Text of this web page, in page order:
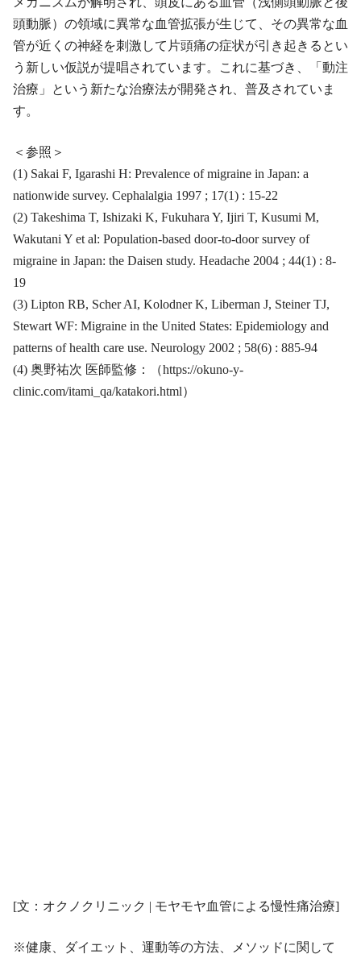
頭動脈）の領域に異常な血管拡張が生じて、その異常な血
管が近くの神経を刺激して片頭痛の症状が引き起きるとい
う新しい仮説が提唱されています。これに基づき、「動注
治療」という新たな治療法が開発され、普及されていま
す。
＜参照＞
(1) Sakai F, Igarashi H: Prevalence of migraine in Japan: a
nationwide survey. Cephalalgia 1997 ; 17(1) : 15-22
(2) Takeshima T, Ishizaki K, Fukuhara Y, Ijiri T, Kusumi M,
Wakutani Y et al: Population-based door-to-door survey of
migraine in Japan: the Daisen study. Headache 2004 ; 44(1) : 8-
19
(3) Lipton RB, Scher AI, Kolodner K, Liberman J, Steiner TJ,
Stewart WF: Migraine in the United States: Epidemiology and
patterns of health care use. Neurology 2002 ; 58(6) : 885-94
(4) 奥野祐次 医師監修：（https://okuno-y-
clinic.com/itami_qa/katakori.html）
[文：オクノクリニック | モヤモヤ血管による慢性痛治療]
※健康、ダイエット、運動等の方法、メソッドに関して